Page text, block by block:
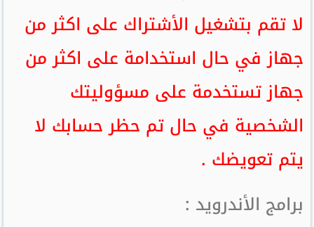
لا تقم بتشغيل الأشتراك على اكثر من
جهاز في حال استخدامة على اكثر من
جهاز تستخدمة على مسؤوليتك
الشخصية في حال تم حظر حسابك لا
يتم تعويضك .
برامج الأندرويد :